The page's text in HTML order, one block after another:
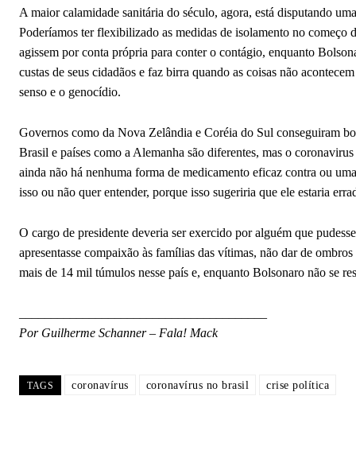
A maior calamidade sanitária do século, agora, está disputando
Poderíamos ter flexibilizado as medidas de isolamento no começo
agissem por conta própria para conter o contágio, enquanto
custas de seus cidadãos e faz birra quando as coisas não
senso e o genocídio.
Governos como da Nova Zelândia e Coréia do Sul conseguiram
Brasil e países como a Alemanha são diferentes, mas o
ainda não há nenhuma forma de medicamento eficaz contra ou
isso ou não quer entender, porque isso sugeriria que ele estaria
O cargo de presidente deveria ser exercido por alguém que
apresentasse compaixão às famílias das vítimas, não dar de
mais de 14 mil túmulos nesse país e, enquanto Bolsonaro não se
Por Guilherme Schanner – Fala! Mack
TAGS coronavírus coronavírus no brasil crise política